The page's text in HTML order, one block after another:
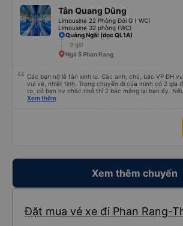
Tân Quang Dũng
Limousine 22 Phòng Đôi G ( WC)
Limousine 32 phòng (WC)
Quảng Ngãi (dọc QL1A)
9 giờ
Ngã 5 Phan Rang
Các bạn nữ lễ tân xinh iu. Các anh, chú, bác VP ĐH
vui vẻ, nhiệt tình. Trong chuyến đi của mình có 2 gia đình bác lớn tuổi nc khá
to, có bạn nv nhắc nhở thì 2 bác mắng lại bạn ấy.
xấu thì mình ngược lại nha. Bạn ấy nhắc nhở rất đúng.
bạn ấy nha. Nếu bạn ấy bị trừ thì bảo bạn ấy liên hệ
trợ ạ. Số mình đuôi 666, chuyến ĐH-NT ngày 16/1. À
iu còn đổi cho mình phòng đơn sang đôi xong còn
Xem thêm
Xem thêm chuyến
Đặt mua vé xe đi Phan Rang-